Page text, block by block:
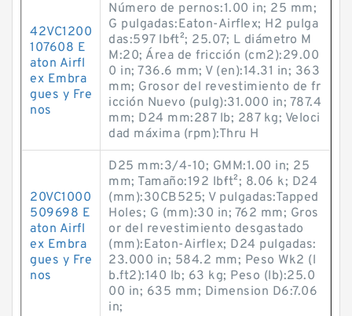
42VC1200
107608 E
aton Airfl
ex Embra
gues y Fre
nos
Número de pernos:1.00 in; 25 mm;
G pulgadas:Eaton-Airflex; H2 pulga
das:597 lb·ft²; 25.07; L diámetro M
M:20; Área de fricción (cm2):29.00
0 in; 736.6 mm; V (en):14.31 in; 363
mm; Grosor del revestimiento de fr
icción Nuevo (pulg):31.000 in; 787.4
mm; D24 mm:287 lb; 287 kg; Veloci
dad máxima (rpm):Thru H
20VC1000
509698 E
aton Airfl
ex Embra
gues y Fre
nos
D25 mm:3/4-10; GMM:1.00 in; 25
mm; Tamaño:192 lb·ft²; 8.06 k; D24
(mm):30CB525; V pulgadas:Tapped
Holes; G (mm):30 in; 762 mm; Gros
or del revestimiento desgastado
(mm):Eaton-Airflex; D24 pulgadas:
23.000 in; 584.2 mm; Peso Wk2 (l
b.ft2):140 lb; 63 kg; Peso (lb):25.0
00 in; 635 mm; Dimension D6:7.06
in;